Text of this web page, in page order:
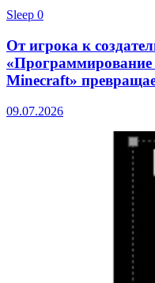
Sleep 0
От игрока к
«Программирование
Minecraft»
09.07.2026